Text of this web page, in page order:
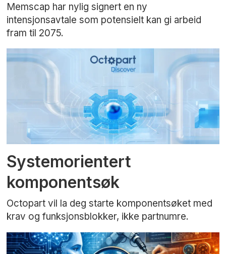
Memscap har nylig signert en ny
intensjonsavtale som potensielt kan gi arbeid
fram til 2075.
Systemorientert
komponentsøk
Octopart vil la deg starte komponentsøket med
krav og funksjonsblokker, ikke partnumre.